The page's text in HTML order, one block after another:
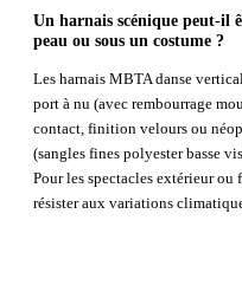
Un harnais scénique peut-il
peau ou sous un costume ?
Les harnais MBTA danse
port à nu (avec rembourrage
contact, finition velours ou
(sangles fines polyester basse
Pour les spectacles extérieur ou
résister aux variations